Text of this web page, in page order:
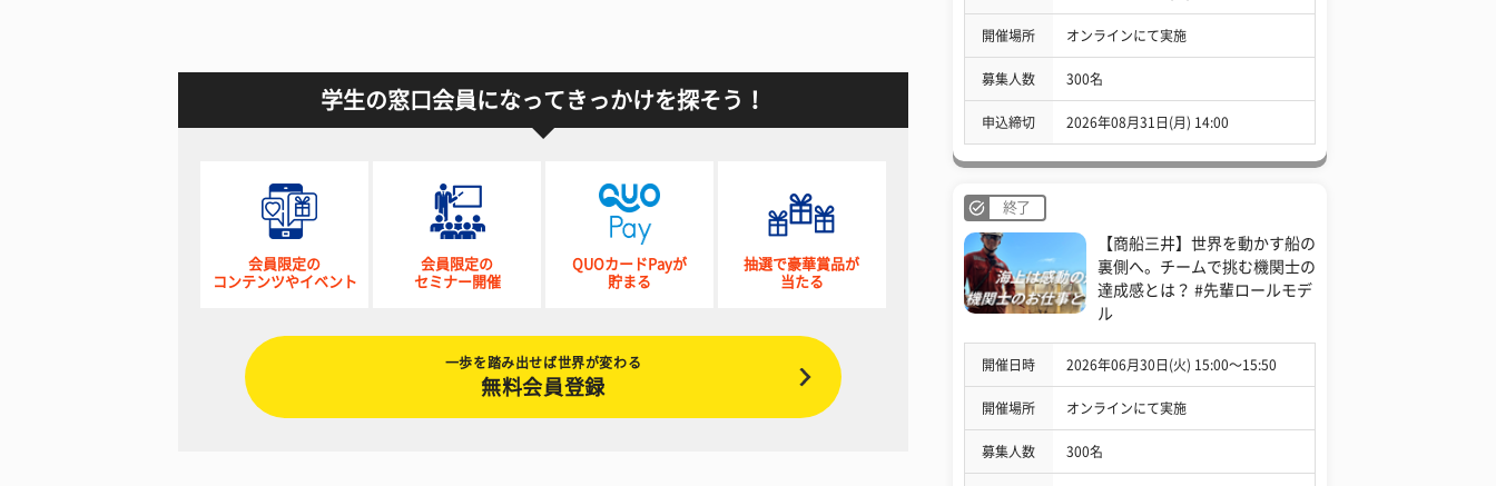
学生の窓口会員になってきっかけを探そう！
会員限定の
コンテンツやイベント
会員限定の
セミナー開催
QUOカードPayが
貯まる
抽選で豪華賞品が
当たる
一歩を踏み出せば世界が変わる
無料会員登録
開催場所 オンラインにて実施
募集人数 300名
申込締切 2026年08月31日(月) 14:00
終了
【商船三井】世界を動かす船の
裏側へ。チームで挑む機関士の
達成感とは？ #先輩ロールモデ
ル
開催日時 2026年06月30日(火) 15:00〜15:50
開催場所 オンラインにて実施
募集人数 300名